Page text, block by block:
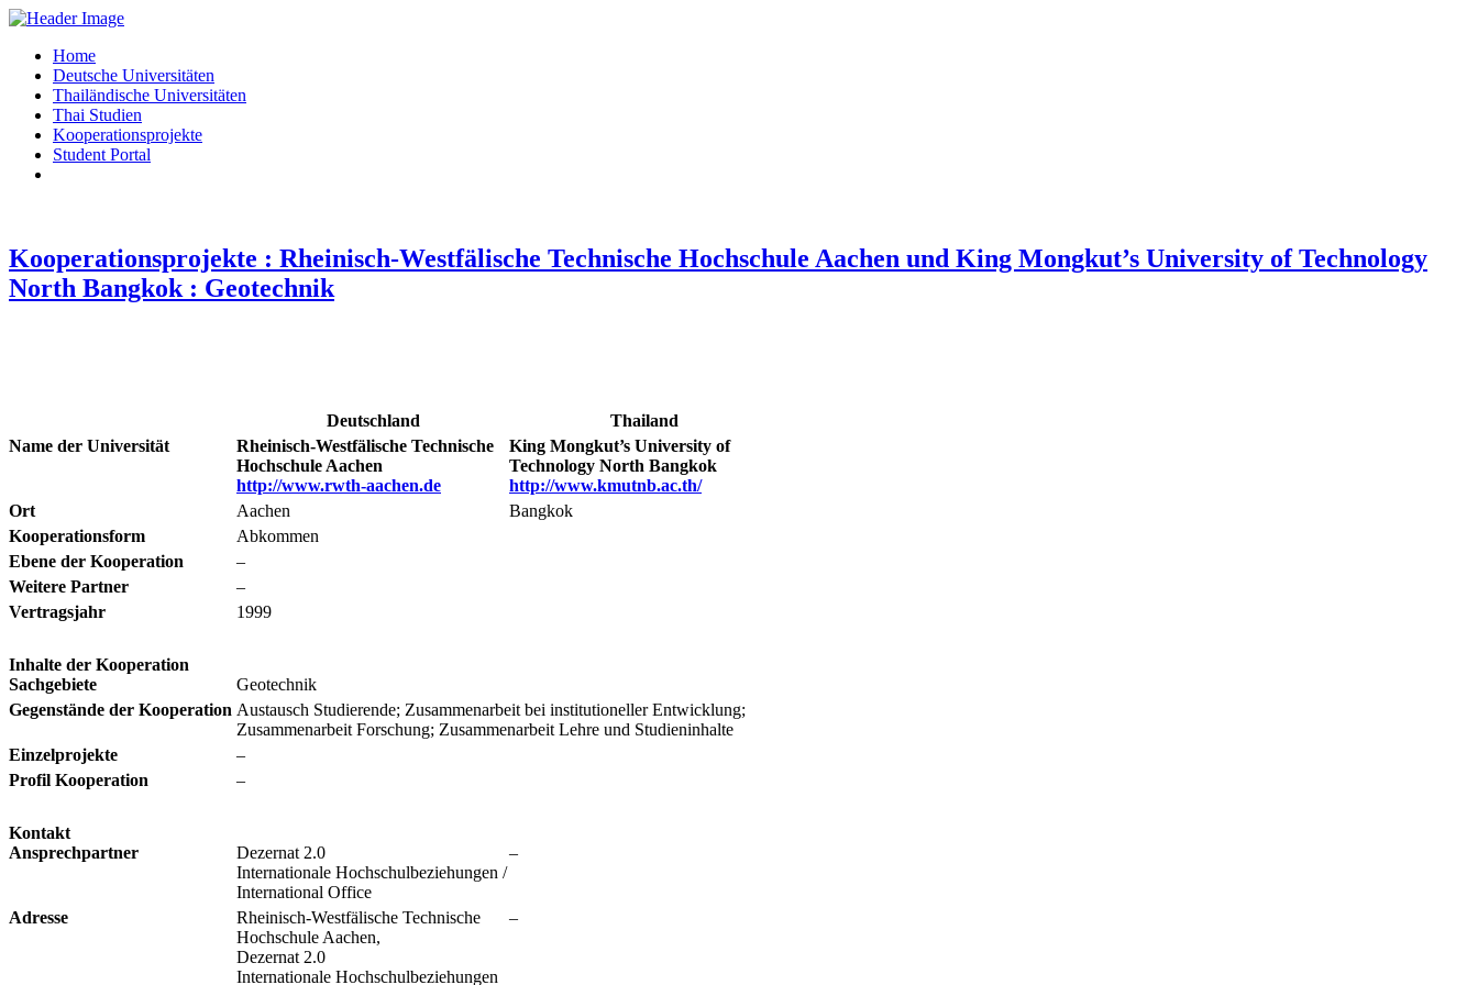
Home
Deutsche Universitäten
Thailändische Universitäten
Thai Studien
Kooperationsprojekte
Student Portal
Kooperationsprojekte : Rheinisch-Westfälische Technische Hochschule Aachen und King Mongkut’s University of Technology
North Bangkok : Geotechnik
Deutschland
Thailand
Name der Universität
Rheinisch-Westfälische Technische
Hochschule Aachen
http://www.rwth-aachen.de
King Mongkut’s University of
Technology North Bangkok
http://www.kmutnb.ac.th/
Ort
Aachen
Bangkok
Kooperationsform
Abkommen
Ebene der Kooperation
–
Weitere Partner
–
Vertragsjahr
1999
Inhalte der Kooperation
Sachgebiete
Geotechnik
Gegenstände der Kooperation Austausch Studierende; Zusammenarbeit bei institutioneller Entwicklung;
Zusammenarbeit Forschung; Zusammenarbeit Lehre und Studieninhalte
Einzelprojekte
–
Profil Kooperation
–
Kontakt
Ansprechpartner
Dezernat 2.0
Internationale Hochschulbeziehungen /
International Office
–
Adresse
Rheinisch-Westfälische Technische
Hochschule Aachen,
Dezernat 2.0
Internationale Hochschulbeziehungen
–